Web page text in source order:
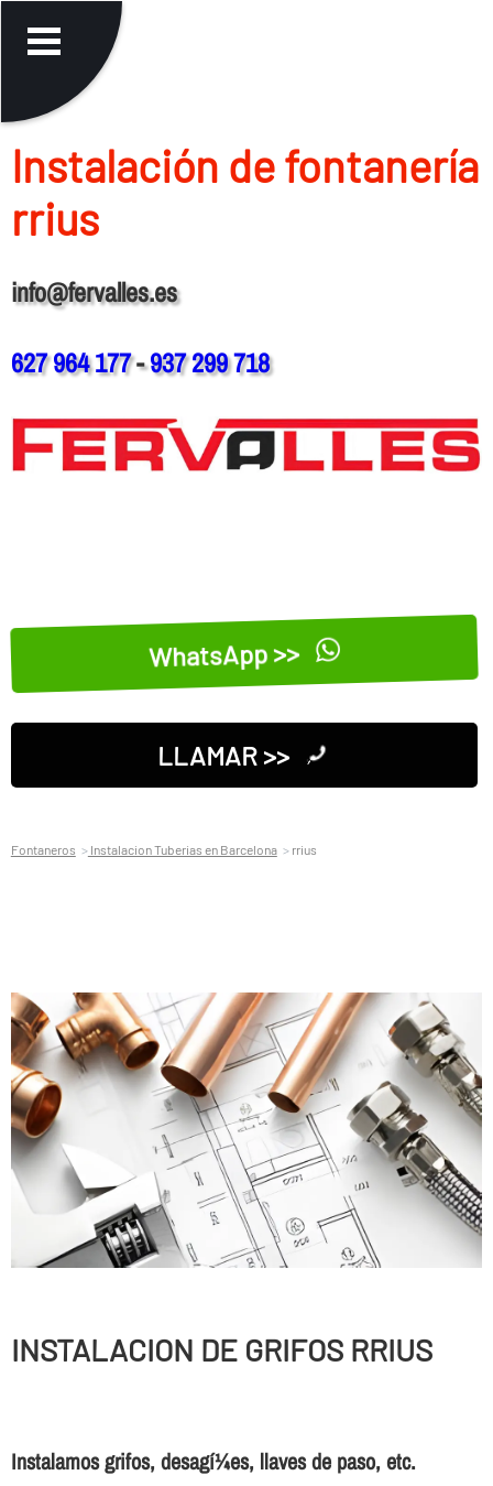
Instalación de fontanerí­a
rrius
info@fervalles.es
627 964 177-937 299 718
WhatsApp >>
LLAMAR >>
Fontaneros Instalacion Tuberias en Barcelona rrius
INSTALACION DE GRIFOS RRIUS
Instalamos grifos, desagí¼es, llaves de paso, etc.